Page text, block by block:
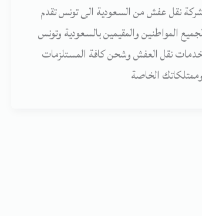
شركة نقل عفش من السعودية الى تونس تقدم
المواطنين والمقيمين بالسعودية وتونس
نقل العفش وشحن كافة المستلزمات
وممتلكاتك الخاصة